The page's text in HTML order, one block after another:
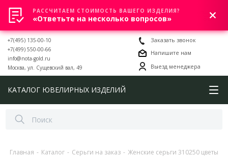
0
+7(495) 135-00-10
+7(499) 550-00-66
info@nota-gold.ru
Москва, ул. Сущевский вал, 49
Заказать звонок
Напишите нам
Выезд менеджера
КАТАЛОГ ЮВЕЛИРНЫХ ИЗДЕЛИЙ
Главная - Каталог - Серьги на заказ - Женские серьги 310250 цветы
РАССЧИТАЕМ СТОИМОСТЬ ВАШЕГО ИЗДЕЛИЯ?
«Ответьте на несколько вопросов»